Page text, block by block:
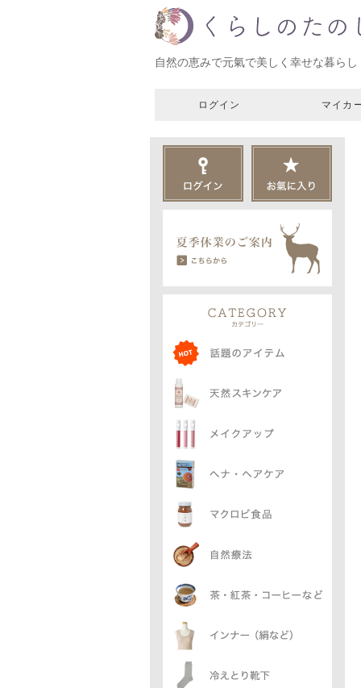
自然の恵みで元氣で美しく幸せな暮らし
ログイン マイカ